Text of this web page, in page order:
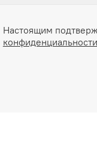
Настоящим
конфиденциальности